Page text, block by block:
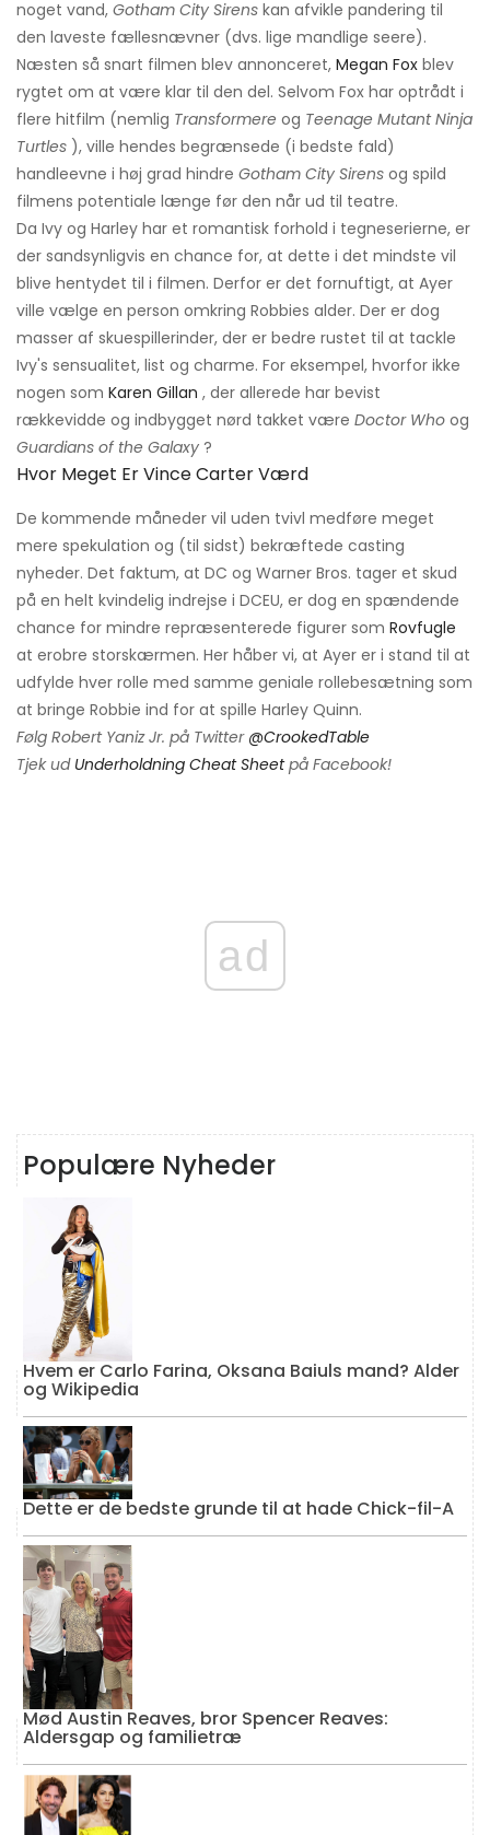
noget vand, Gotham City Sirens kan afvikle pandering til
den laveste fællesnævner (dvs. lige mandlige seere).
Næsten så snart filmen blev annonceret, Megan Fox blev
rygtet om at være klar til den del. Selvom Fox har optrådt i
flere hitfilm (nemlig Transformere og Teenage Mutant Ninja
Turtles ), ville hendes begrænsede (i bedste fald)
handleevne i høj grad hindre Gotham City Sirens og spild
filmens potentiale længe før den når ud til teatre.
Da Ivy og Harley har et romantisk forhold i tegneserierne, er
der sandsynligvis en chance for, at dette i det mindste vil
blive hentydet til i filmen. Derfor er det fornuftigt, at Ayer
ville vælge en person omkring Robbies alder. Der er dog
masser af skuespillerinder, der er bedre rustet til at tackle
Ivy's sensualitet, list og charme. For eksempel, hvorfor ikke
nogen som Karen Gillan , der allerede har bevist
rækkevidde og indbygget nørd takket være Doctor Who og
Guardians of the Galaxy ?
Hvor Meget Er Vince Carter Værd
De kommende måneder vil uden tvivl medføre meget
mere spekulation og (til sidst) bekræftede casting
nyheder. Det faktum, at DC og Warner Bros. tager et skud
på en helt kvindelig indrejse i DCEU, er dog en spændende
chance for mindre repræsenterede figurer som Rovfugle
at erobre storskærmen. Her håber vi, at Ayer er i stand til at
udfylde hver rolle med samme geniale rollebesætning som
at bringe Robbie ind for at spille Harley Quinn.
Følg Robert Yaniz Jr. på Twitter @CrookedTable
Tjek ud Underholdning Cheat Sheet på Facebook!
ad
Populære Nyheder
Hvem er Carlo Farina, Oksana Baiuls mand? Alder
og Wikipedia
Dette er de bedste grunde til at hade Chick-fil-A
Mød Austin Reaves, bror Spencer Reaves:
Aldersgap og familietræ